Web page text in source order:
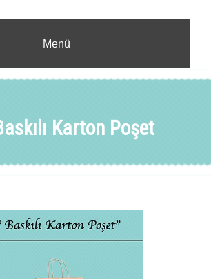
Menü
Karton Poşet